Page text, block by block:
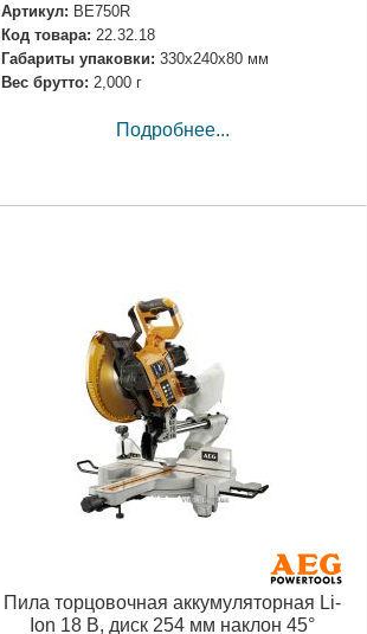
Артикул: BE750R
Код товара: 22.32.18
Габариты упаковки: 330x240x80 мм
Вес брутто: 2,000 г
Подробнее...
Пила торцовочная аккумуляторная Li-
Ion 18 В, диск 254 мм наклон 45°